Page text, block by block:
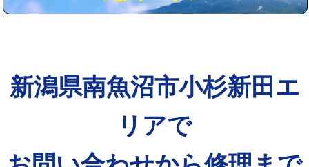
新潟県南魚沼市小杉新田エ
リアで